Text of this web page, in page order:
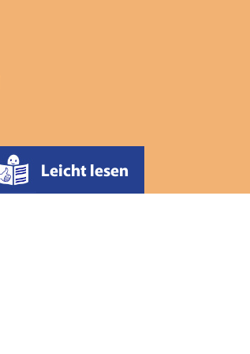
Leicht lesen